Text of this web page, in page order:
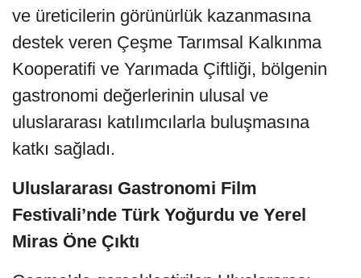
ve üreticilerin görünürlük kazanmasına
destek veren Çeşme Tarımsal Kalkınma
Kooperatifi ve Yarımada Çiftliği, bölgenin
gastronomi değerlerinin ulusal ve
uluslararası katılımcılarla buluşmasına
katkı sağladı.
Uluslararası Gastronomi Film
Festivali’nde Türk Yoğurdu ve Yerel
Miras Öne Çıktı